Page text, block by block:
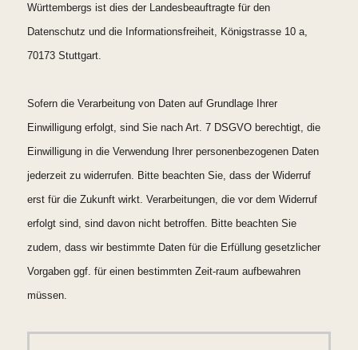
Württembergs ist dies der Landesbeauftragte für den
Datenschutz und die Informationsfreiheit, Königstrasse 10 a,
70173 Stuttgart.
Sofern die Verarbeitung von Daten auf Grundlage Ihrer
Einwilligung erfolgt, sind Sie nach Art. 7 DSGVO berechtigt, die
Einwilligung in die Verwendung Ihrer personenbezogenen Daten
jederzeit zu widerrufen. Bitte beachten Sie, dass der Widerruf
erst für die Zukunft wirkt. Verarbeitungen, die vor dem Widerruf
erfolgt sind, sind davon nicht betroffen. Bitte beachten Sie
zudem, dass wir bestimmte Daten für die Erfüllung gesetzlicher
Vorgaben ggf. für einen bestimmten Zeit-raum aufbewahren
müssen.